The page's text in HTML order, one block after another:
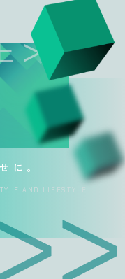
>>
に。
AND LIFESTYLE